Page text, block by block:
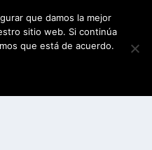
que damos la mejor
sitio web. Si continúa
que está de acuerdo.